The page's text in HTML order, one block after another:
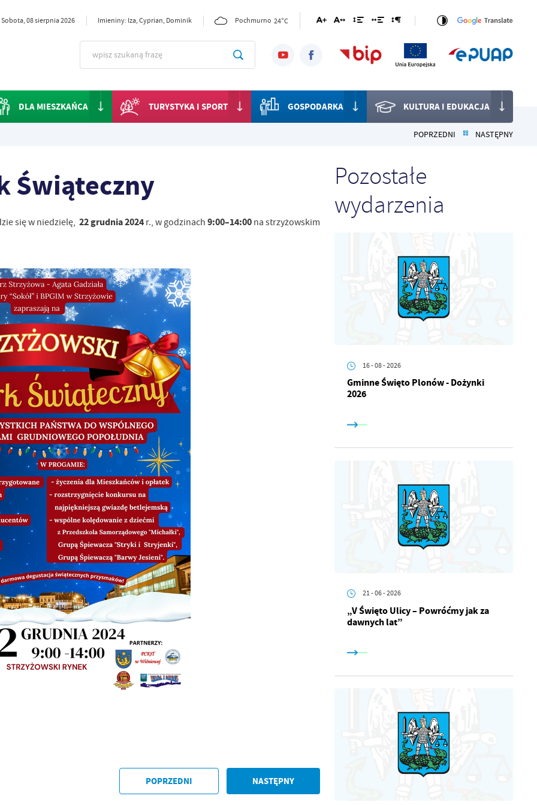
Sobota, 08 sierpnia 2026 Imieniny: Iza, Cyprian, Dominik Pochmurno 24°C
DLA MIESZKAŃCA TURYSTYKA I SPORT GOSPODARKA KULTURA I EDUKACJA
POPRZEDNI NASTĘPNY
Świąteczny
się w niedzielę, 22 grudnia 2024r., w godzinach 9:00–14:00na strzyżowskim
POPRZEDNI NASTĘPNY
Pozostałe
wydarzenia
16 - 08 - 2026
Gminne Święto Plonów - Dożynki
2026
21 - 06 - 2026
„V Święto Ulicy – Powróćmy jak za
dawnych lat”
Twoją prywatność. Możesz zmienić ustawienia cookies lub zaakceptować je
W dowolnym momencie możesz dokonać zmiany swoich ustawień.
pliki cookies służą do prawidłowego funkcjonowania strony internetowej i
Ci komfortowe korzystanie z oferowanych przez nas usług.
cookies odpowiadają na podejmowane przez Ciebie działania w celu m.in. dostosowania
ustawień preferencji prywatności, logowania czy wypełniania formularzy. Dzięki plikom
strona, z której korzystasz, może działać bez zakłóceń.
i personalizacyjne
typu pliki cookies umożliwiają stronie internetowej zapamiętanie wprowadzonych przez
ustawień oraz personalizację określonych funkcjonalności czy prezentowanych treści.
analityczne pozwalają na uzyskanie informacji w zakresie wykorzystywania witryny
miejsca oraz częstotliwości, z jaką odwiedzane są nasze serwisy www. Dane
nam na ocenę naszych serwisów internetowych pod względem ich popularności
ZEZWÓL NA WSZYSTKIE